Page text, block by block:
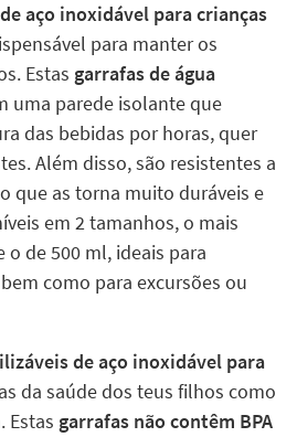
aço inoxidável para crianças
para manter os
Estas garrafas de água
uma parede isolante que
das bebidas por horas, quer
Além disso, são resistentes a
que as torna muito duráveis e
em 2 tamanhos, o mais
de 500 ml, ideais para
como para excursões ou
de aço inoxidável para
da saúde dos teus filhos como
Estas garrafas não contêm BPA